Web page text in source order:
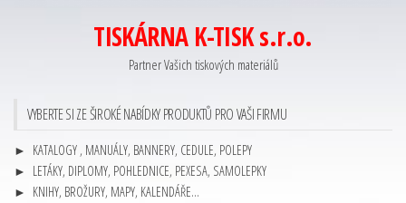
TISKÁRNA K-TISK s.r.o.
Partner Vašich tiskových materiálů
VYBERTE SI ZE ŠIROKÉ NABÍDKY PRODUKTŮ PRO VAŠI FIRMU
► KATALOGY , MANUÁLY, BANNERY, CEDULE, POLEPY
► LETÁKY, DIPLOMY, POHLEDNICE, PEXESA, SAMOLEPKY
► KNIHY, BROŽURY, MAPY, KALENDÁŘE…